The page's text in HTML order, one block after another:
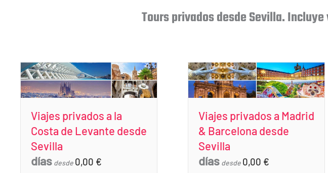
Tours privados desde Sevilla.
Viajes privados a la
Costa de Levante desde
Sevilla
días desde 0,00 €
Viajes privados a Madrid
& Barcelona desde
Sevilla
días desde 0,00 €